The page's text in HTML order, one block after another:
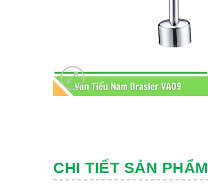
CHI TIẾT SẢN PHẨM